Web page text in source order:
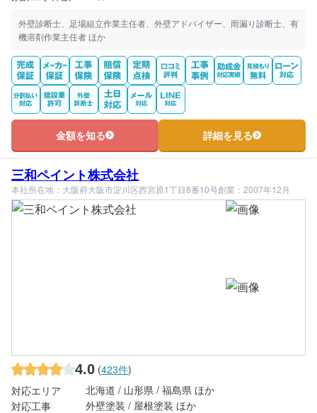
外壁診断士、足場組立作業主任者、外壁アドバイザー、雨漏り診断士、有
機溶剤作業主任者 ほか
金額を知る 詳細を見る
三和ペイント株式会社
本社所在地：大阪府大阪市淀川区西宮原1丁目8番10号創業：2007年12月
4.0 (423件)
対応エリア
北海道 / 山形県 / 福島県 ほか
対応工事
外壁塗装 / 屋根塗装 ほか